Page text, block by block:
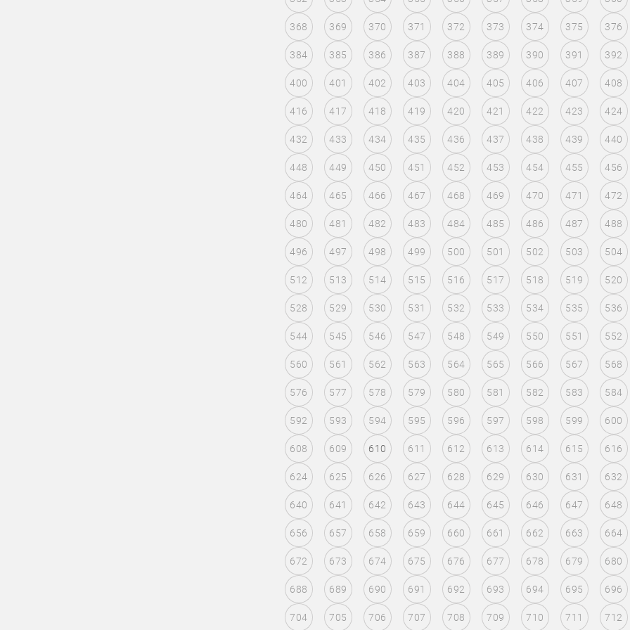
368 369 370 371 372 373 374 375 376
384 385 386 387 388 389 390 391 392
400 401 402 403 404 405 406 407 408
416 417 418 419 420 421 422 423 424
432 433 434 435 436 437 438 439 440
448 449 450 451 452 453 454 455 456
464 465 466 467 468 469 470 471 472
480 481 482 483 484 485 486 487 488
496 497 498 499 500 501 502 503 504
512 513 514 515 516 517 518 519 520
528 529 530 531 532 533 534 535 536
544 545 546 547 548 549 550 551 552
560 561 562 563 564 565 566 567 568
576 577 578 579 580 581 582 583 584
592 593 594 595 596 597 598 599 600
608 609 610 611 612 613 614 615 616
624 625 626 627 628 629 630 631 632
640 641 642 643 644 645 646 647 648
656 657 658 659 660 661 662 663 664
672 673 674 675 676 677 678 679 680
688 689 690 691 692 693 694 695 696
704 705 706 707 708 709 710 711 712